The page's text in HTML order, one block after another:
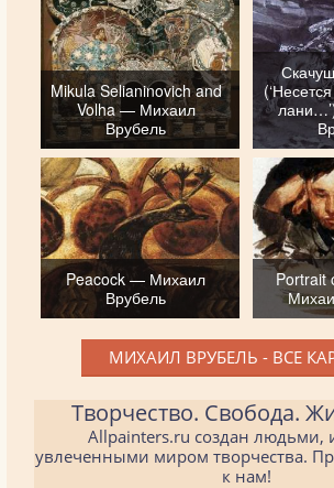
Mikula Selianinovich and
Volha — Михаил
Врубель
Peacock — Михаил
Врубель
МИХАИЛ ВРУБЕЛЬ - ВСЕ
Творчество. Свобода.
Allpainters.ru создан людьми,
увлеченными миром творчества.
к нам!